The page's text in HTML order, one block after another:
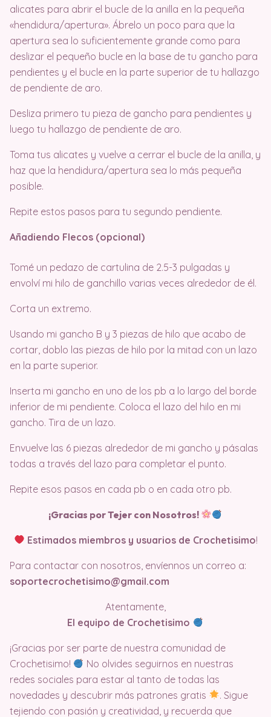
alicates para abrir el bucle de la anilla en la pequeña
«hendidura/apertura». Ábrelo un poco para que la
apertura sea lo suficientemente grande como para
deslizar el pequeño bucle en la base de tu gancho para
pendientes y el bucle en la parte superior de tu hallazgo
de pendiente de aro.
Desliza primero tu pieza de gancho para pendientes y
luego tu hallazgo de pendiente de aro.
Toma tus alicates y vuelve a cerrar el bucle de la anilla, y
haz que la hendidura/apertura sea lo más pequeña
posible.
Repite estos pasos para tu segundo pendiente.
Añadiendo Flecos (opcional)
Tomé un pedazo de cartulina de 2.5-3 pulgadas y
envolví mi hilo de ganchillo varias veces alrededor de él.
Corta un extremo.
Usando mi gancho B y 3 piezas de hilo que acabo de
cortar, doblo las piezas de hilo por la mitad con un lazo
en la parte superior.
Inserta mi gancho en uno de los pb a lo largo del borde
inferior de mi pendiente. Coloca el lazo del hilo en mi
gancho. Tira de un lazo.
Envuelve las 6 piezas alrededor de mi gancho y pásalas
todas a través del lazo para completar el punto.
Repite esos pasos en cada pb o en cada otro pb.
¡Gracias por Tejer con Nosotros!
Estimados miembros y usuarios de Crochetisimo!
Para contactar con nosotros, envíennos un correo a:
soportecrochetisimo@gmail.com
Atentamente,
El equipo de Crochetisimo
¡Gracias por ser parte de nuestra comunidad de
Crochetisimo!
No olvides seguirnos en nuestras
redes sociales para estar al tanto de todas las
novedades y descubrir más patrones gratis
. Sigue
tejiendo con pasión y creatividad, y recuerda que